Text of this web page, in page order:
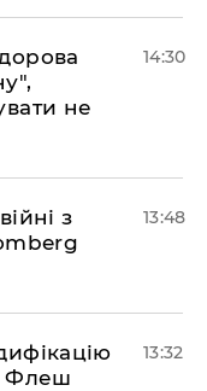
не
14:30
з
13:48
Флеш
13:32